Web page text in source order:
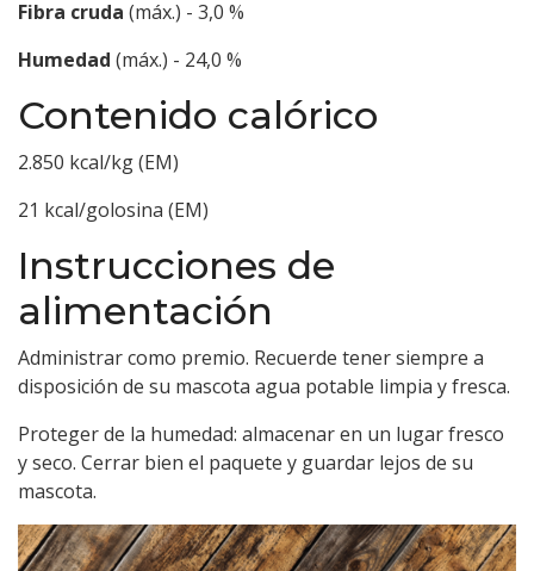
Fibra cruda (máx.) - 3,0 %
Humedad (máx.) - 24,0 %
Contenido calórico
2.850 kcal/kg (EM)
21 kcal/golosina (EM)
Instrucciones de
alimentación
Administrar como premio. Recuerde tener siempre a
disposición de su mascota agua potable limpia y fresca.
Proteger de la humedad: almacenar en un lugar fresco
y seco. Cerrar bien el paquete y guardar lejos de su
mascota.